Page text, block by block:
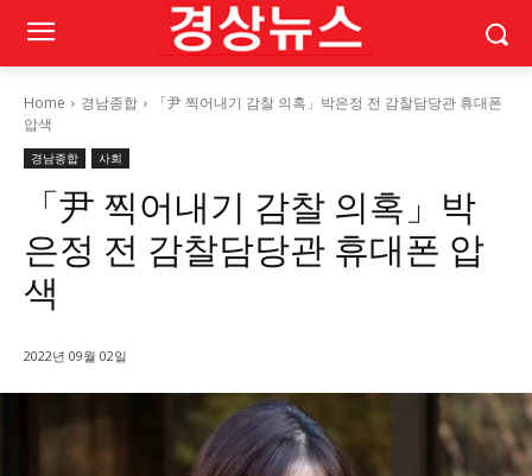
Home 경남종합
「尹 찍어내기 감찰 의혹」박은정 전 감찰담당관 휴대폰
압색
경남종합 사회
「尹 찍어내기 감찰 의혹」박
은정 전 감찰담당관 휴대폰 압
색
2022년 09월 02일